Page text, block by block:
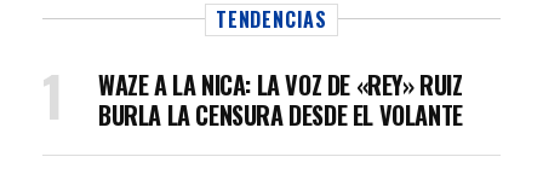
TENDENCIAS
WAZE A LA NICA: LA VOZ DE «REY» RUIZ
BURLA LA CENSURA DESDE EL VOLANTE